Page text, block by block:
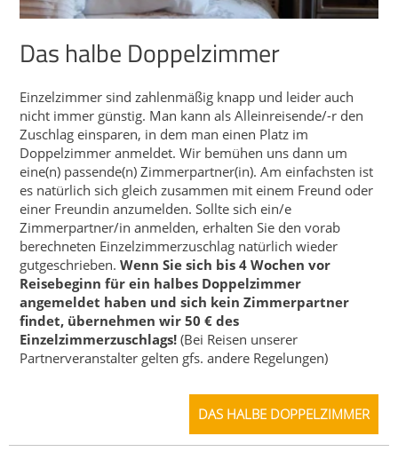
Das halbe Doppelzimmer
Einzelzimmer sind zahlenmäßig knapp und leider auch
nicht immer günstig. Man kann als Alleinreisende/-r den
Zuschlag einsparen, in dem man einen Platz im
Doppelzimmer anmeldet. Wir bemühen uns dann um
eine(n) passende(n) Zimmerpartner(in). Am einfachsten ist
es natürlich sich gleich zusammen mit einem Freund oder
einer Freundin anzumelden. Sollte sich ein/e
Zimmerpartner/in anmelden, erhalten Sie den vorab
berechneten Einzelzimmerzuschlag natürlich wieder
gutgeschrieben. Wenn Sie sich bis 4 Wochen vor
Reisebeginn für ein halbes Doppelzimmer
angemeldet haben und sich kein Zimmerpartner
findet, übernehmen wir 50 € des
Einzelzimmerzuschlags! (Bei Reisen unserer
Partnerveranstalter gelten gfs. andere Regelungen)
DAS HALBE DOPPELZIMMER